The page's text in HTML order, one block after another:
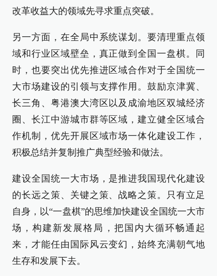
改革收益大的领域先寻求重点突破。
另一方面，在全局中系统谋划。要清理重点领
域和行业区域壁垒，真正做到全国一盘棋。同
时，也要突出优先推进区域合作对于全国统一
大市场建设的引领与支撑作用。鼓励京津冀、
长三角、粤港澳大湾区以及成渝地区双城经济
圈、长江中游城市群等区域，建立健全区域合
作机制，优先开展区域市场一体化建设工作，
积极总结并复制推广典型经验和做法。
建设全国统一大市场，是推进我国现代化建设
的长远之策、关键之策、战略之策。只有立足
自身，以“一盘棋”的思维加快建设全国统一大市
场，构建新发展格局，把国内大循环畅通起
来，才能任由国际风云变幻，始终充满朝气地
生存和发展下去。